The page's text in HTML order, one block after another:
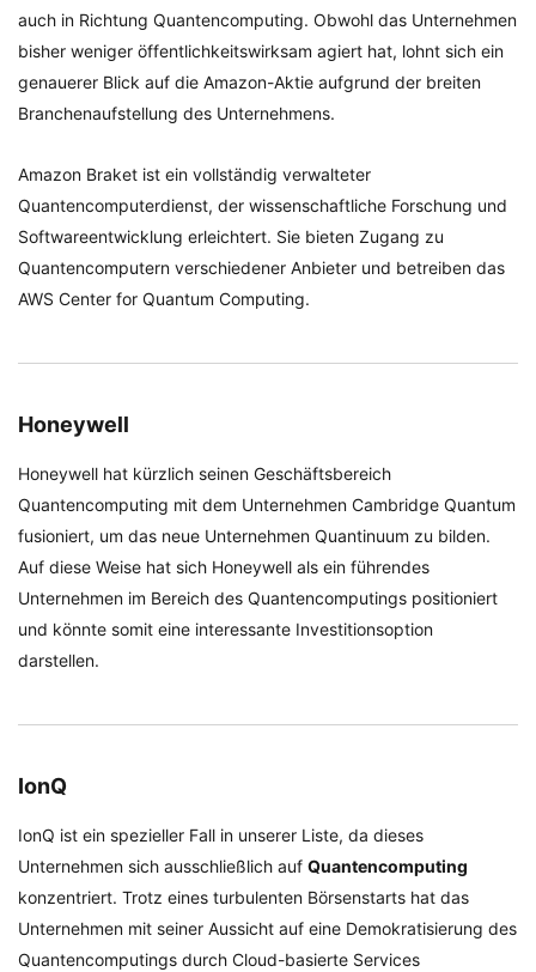
auch in Richtung Quantencomputing. Obwohl das Unternehmen
bisher weniger öffentlichkeitswirksam agiert hat, lohnt sich ein
genauerer Blick auf die Amazon-Aktie aufgrund der breiten
Branchenaufstellung des Unternehmens.
Amazon Braket ist ein vollständig verwalteter
Quantencomputerdienst, der wissenschaftliche Forschung und
Softwareentwicklung erleichtert. Sie bieten Zugang zu
Quantencomputern verschiedener Anbieter und betreiben das
AWS Center for Quantum Computing.
Honeywell
Honeywell hat kürzlich seinen Geschäftsbereich
Quantencomputing mit dem Unternehmen Cambridge Quantum
fusioniert, um das neue Unternehmen Quantinuum zu bilden.
Auf diese Weise hat sich Honeywell als ein führendes
Unternehmen im Bereich des Quantencomputings positioniert
und könnte somit eine interessante Investitionsoption
darstellen.
IonQ
IonQ ist ein spezieller Fall in unserer Liste, da dieses
Unternehmen sich ausschließlich auf Quantencomputing
konzentriert. Trotz eines turbulenten Börsenstarts hat das
Unternehmen mit seiner Aussicht auf eine Demokratisierung des
Quantencomputings durch Cloud-basierte Services